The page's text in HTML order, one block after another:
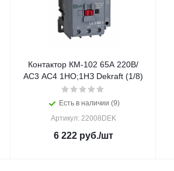
Контактор КМ-102 65А 220В/
АС3 АС4 1НО;1НЗ Dekraft (1/8)
Есть в наличии (9)
Артикул: 22008DEK
6 222руб./шт